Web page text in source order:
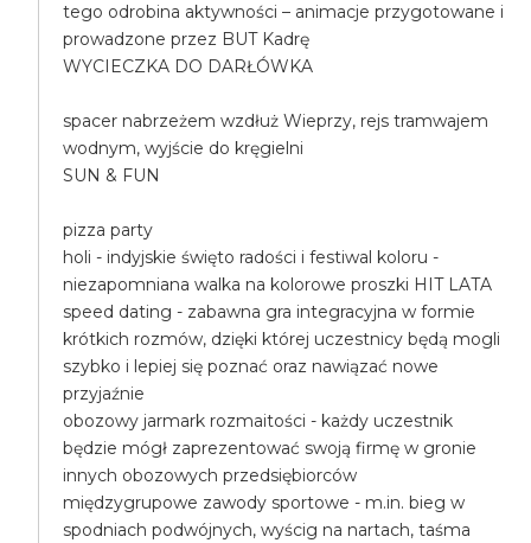
tego odrobina aktywności – animacje przygotowane i
prowadzone przez BUT Kadrę
WYCIECZKA DO DARŁÓWKA
spacer nabrzeżem wzdłuż Wieprzy, rejs tramwajem
wodnym, wyjście do kręgielni
SUN & FUN
pizza party
holi - indyjskie święto radości i festiwal koloru -
niezapomniana walka na kolorowe proszki HIT LATA
speed dating - zabawna gra integracyjna w formie
krótkich rozmów, dzięki której uczestnicy będą mogli
szybko i lepiej się poznać oraz nawiązać nowe
przyjaźnie
obozowy jarmark rozmaitości - każdy uczestnik
będzie mógł zaprezentować swoją firmę w gronie
innych obozowych przedsiębiorców
międzygrupowe zawody sportowe - m.in. bieg w
spodniach podwójnych, wyścig na nartach, taśma